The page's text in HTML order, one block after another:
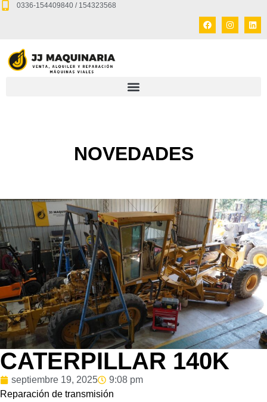
0336-154409840 / 154323568
NOVEDADES
CATERPILLAR 140K
septiembre 19, 2025
9:08 pm
Reparación de transmisión